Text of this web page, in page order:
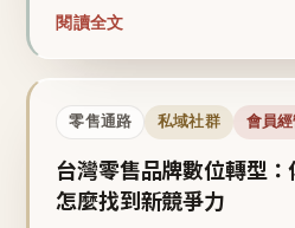
閱讀全文
零售通路 私域社群 會員
台灣零售品牌數位轉型
怎麼找到新競爭力